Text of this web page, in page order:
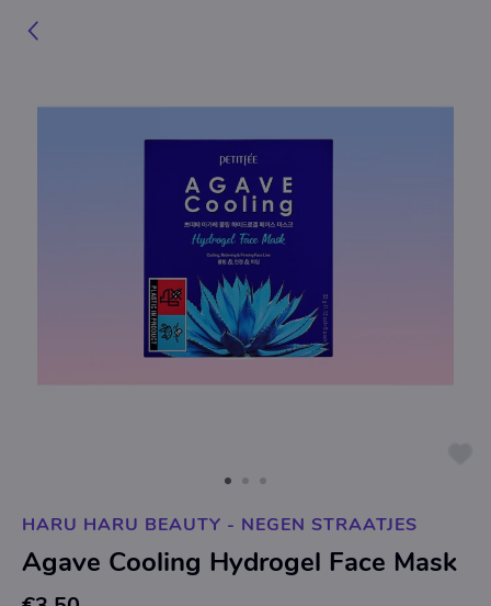
HARU HARU BEAUTY - NEGEN STRAATJES
Agave Cooling Hydrogel Face Mask